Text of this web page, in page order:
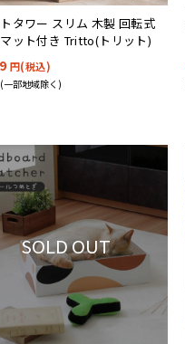
タワー スリム 木製 回転式
ット付き Tritto(トリット)
円(税込)
一部地域除く)
SOLD OUT